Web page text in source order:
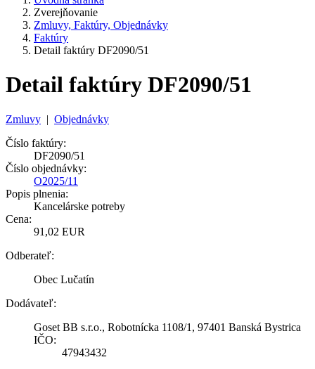
Zverejňovanie
Zmluvy, Faktúry, Objednávky
Faktúry
Detail faktúry DF2090/51
Detail faktúry DF2090/51
Zmluvy | Objednávky
Číslo faktúry:
DF2090/51
Číslo objednávky:
O2025/11
Popis plnenia:
Kancelárske potreby
Cena:
91,02 EUR
Odberateľ:
Obec Lučatín
Dodávateľ:
Goset BB s.r.o., Robotnícka 1108/1, 97401 Banská Bystrica
IČO:
47943432